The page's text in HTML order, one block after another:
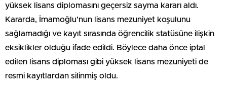
yüksek lisans diplomasını geçersiz sayma kararı aldı.
Kararda, İmamoğlu’nun lisans mezuniyet koşulunu
sağlamadığı ve kayıt sırasında öğrencilik statüsüne ilişkin
eksiklikler olduğu ifade edildi. Böylece daha önce iptal
edilen lisans diploması gibi yüksek lisans mezuniyeti de
resmi kayıtlardan silinmiş oldu.